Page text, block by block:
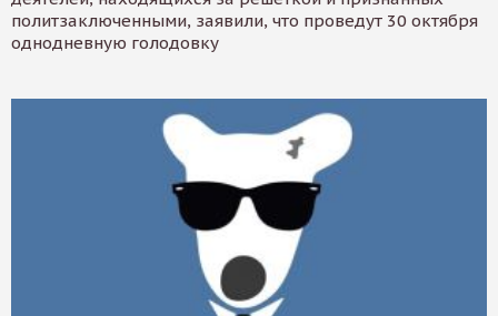
политзаключенными, заявили, что проведут 30 октября
однодневную голодовку